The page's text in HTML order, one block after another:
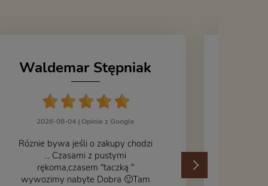
Waldemar Stępniak
2026-08-04 | Opinia z Google
Róznie bywa jeśli o zakupy chodzi
... Czasami z pustymi
rękoma,czasem "taczką "
wywozimy nabyte Dobra 🙂Tam